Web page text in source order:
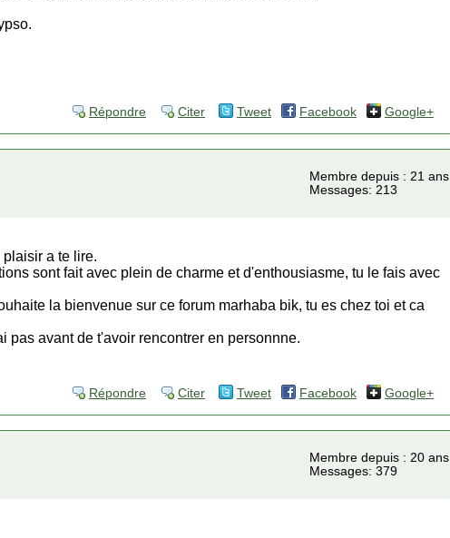
Répondre Citer Tweet Facebook Google+
Membre depuis : 21 ans
Messages: 213
a te lire.
sont fait avec plein de charme et d'enthousiasme, tu le fais avec
la bienvenue sur ce forum marhaba bik, tu es chez toi et ca
pas avant de t'avoir rencontrer en personnne.
Répondre Citer Tweet Facebook Google+
Membre depuis : 20 ans
Messages: 379